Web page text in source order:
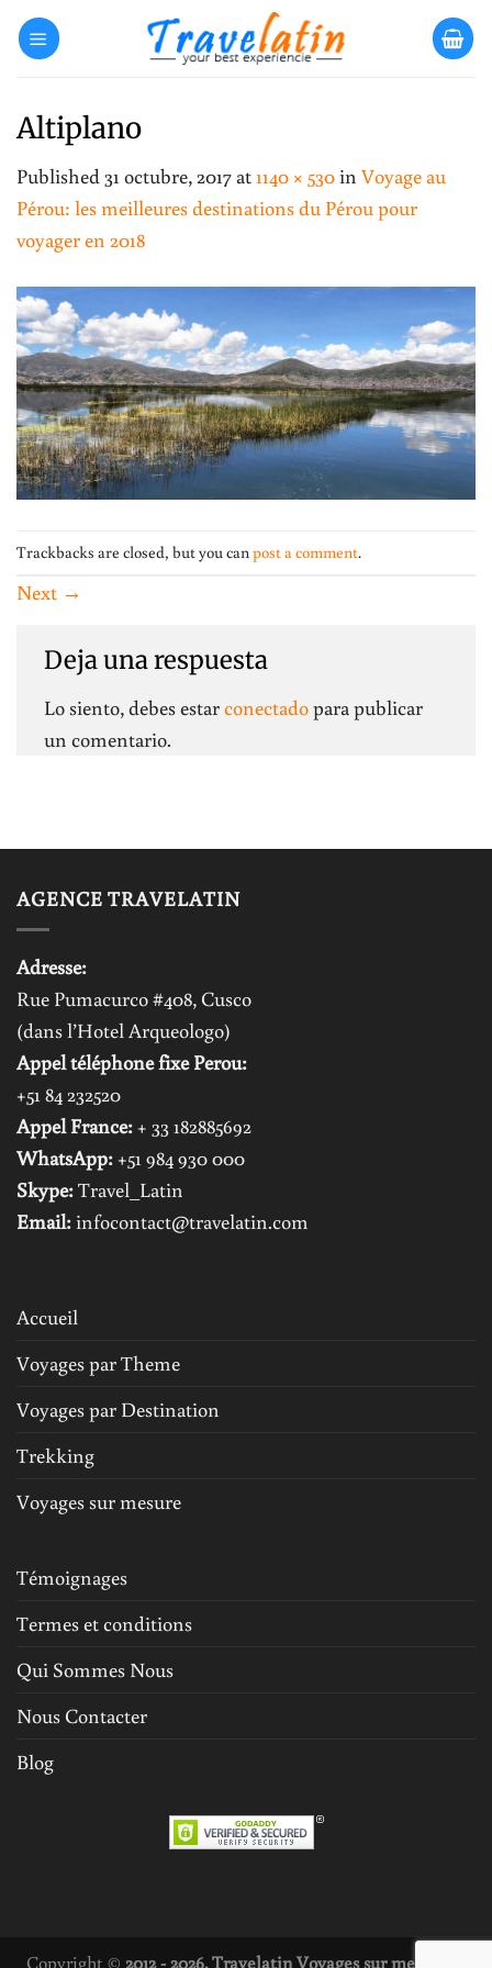
Skip
Altiplano
Published 31 octubre, 2017at1140 × 530in Voyage au
Pérou: les meilleures destinations du Pérou pour
voyager en 2018
Trackbacks are closed, but you canpost a comment.
Next →
Deja una respuesta
Lo siento, debes estarconectadopara publicar
un comentario.
AGENCE TRAVELATIN
Adresse:
Rue Pumacurco #408, Cusco
(dans l’Hotel Arqueologo)
Appel téléphone fixe Perou:
+51 84 232520
Appel France: + 33 182885692
WhatsApp: +51 984 930 000
Skype:Travel_Latin
Email:infocontact@travelatin.com
Accueil
Voyages par Theme
Voyages par Destination
Trekking
Voyages sur mesure
Témoignages
Termes et conditions
Qui Sommes Nous
Nous Contacter
Blog
Copyright © 2012 - 2026. Travelatin Voyages sur mesure et